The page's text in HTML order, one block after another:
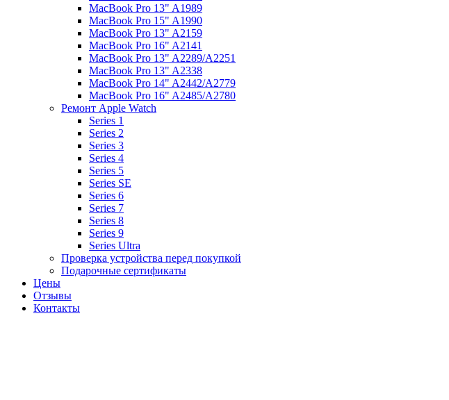
MacBook Pro 13" A1989
MacBook Pro 15" A1990
MacBook Pro 13" A2159
MacBook Pro 16" A2141
MacBook Pro 13" A2289/A2251
MacBook Pro 13" A2338
MacBook Pro 14" A2442/A2779
MacBook Pro 16" A2485/A2780
Ремонт Apple Watch
Series 1
Series 2
Series 3
Series 4
Series 5
Series SE
Series 6
Series 7
Series 8
Series 9
Series Ultra
Проверка устройства перед покупкой
Подарочные сертификаты
Цены
Отзывы
Контакты